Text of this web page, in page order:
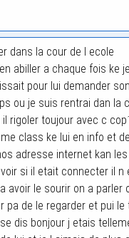
dans la cour de l ecole
abiller a chaque fois ke
pour lui demander
ou je suis rentrai dan
rigoler toujour avec c
class ke lui en info et
adresse internet kan
si il etait connecter il
le sourir on a
de le regarder et pui
dis bonjour j etais